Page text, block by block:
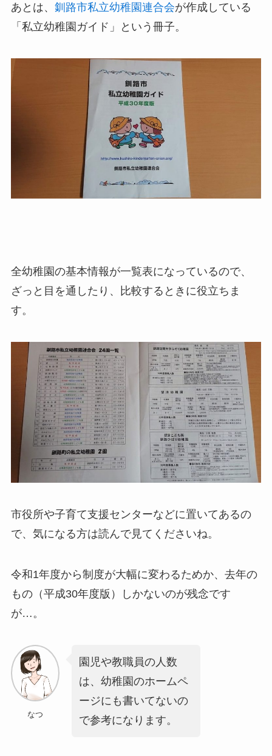
あとは、 釧路市私立幼稚園連合会が作成している
「私立幼稚園ガイド」という冊子。
全幼稚園の基本情報が一覧表になっているので、
ざっと目を通したり、比較するときに役立ちま
す。
市役所や子育て支援センターなどに置いてあるの
で、気になる方は読んで見てくださいね。
令和1年度から制度が大幅に変わるためか、去年の
もの（平成30年度版）しかないのが残念です
が…。
なつ
園児や教職員の人数
は、幼稚園のホームペ
ージにも書いてないの
で参考になります。